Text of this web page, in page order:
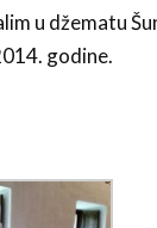
u džematu
godine.